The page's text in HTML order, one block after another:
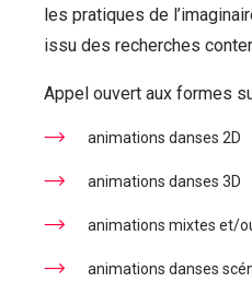
les pratiques de
issu des recherches
Appel ouvert aux formes
animations danses 2D
animations danses 3D
animations mixtes et/
animations danses